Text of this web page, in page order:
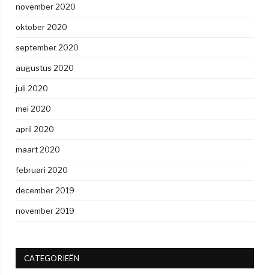
november 2020
oktober 2020
september 2020
augustus 2020
juli 2020
mei 2020
april 2020
maart 2020
februari 2020
december 2019
november 2019
CATEGORIEËN